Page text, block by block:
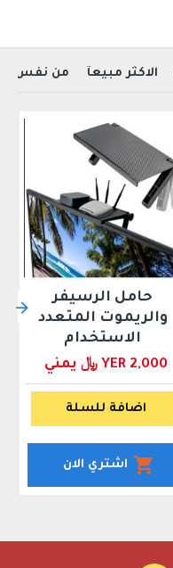
الاكثر مبيعآ من نفس
حامل الرسيفر
والريموت المتعدد
الاستخدام
YER 2,000 ﷼ يمني
اضافة للسلة
اشتري الان